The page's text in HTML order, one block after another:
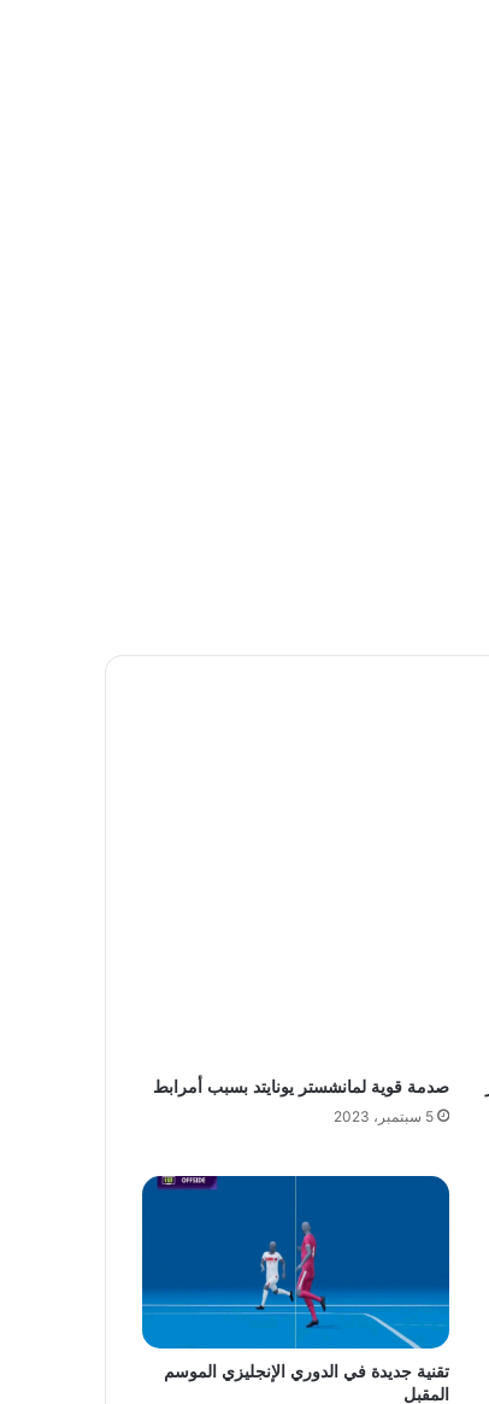
صدمة قوية لمانشستر يونايتد بسبب أمرابط
5 سبتمبر، 2023
تقنية جديدة في الدوري الإنجليزي الموسم
المقبل